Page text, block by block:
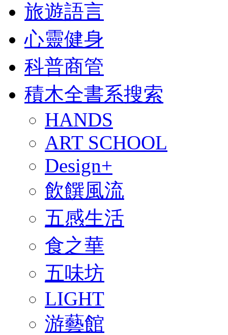
旅遊語言
心靈健身
科普商管
積木全書系搜索
HANDS
ART SCHOOL
Design+
飲饌風流
五感生活
食之華
五味坊
LIGHT
游藝館